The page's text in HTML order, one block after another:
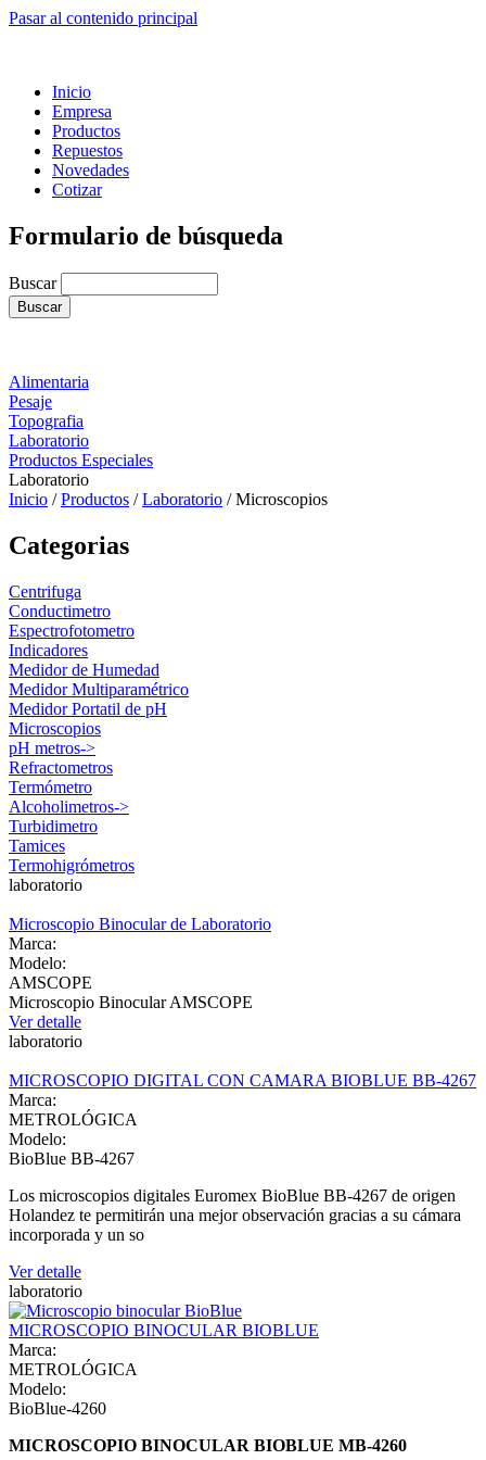
Pasar al contenido principal
Inicio
Empresa
Productos
Repuestos
Novedades
Cotizar
Formulario de búsqueda
Buscar
Alimentaria
Pesaje
Topografia
Laboratorio
Productos Especiales
Laboratorio
Inicio / Productos / Laboratorio / Microscopios
Categorias
Centrifuga
Conductimetro
Espectrofotometro
Indicadores
Medidor de Humedad
Medidor Multiparamétrico
Medidor Portatil de pH
Microscopios
pH metros->
Refractometros
Termómetro
Alcoholimetros->
Turbidimetro
Tamices
Termohigrómetros
laboratorio
Microscopio Binocular de Laboratorio
Marca:
Modelo:
AMSCOPE
Microscopio Binocular AMSCOPE
Ver detalle
laboratorio
MICROSCOPIO DIGITAL CON CAMARA BIOBLUE BB-4267
Marca:
METROLÓGICA
Modelo:
BioBlue BB-4267
Los microscopios digitales Euromex BioBlue BB-4267 de origen
Holandez te permitirán una mejor observación gracias a su cámara
incorporada y un so
Ver detalle
laboratorio
MICROSCOPIO BINOCULAR BIOBLUE
Marca:
METROLÓGICA
Modelo:
BioBlue-4260
MICROSCOPIO BINOCULAR BIOBLUE MB-4260